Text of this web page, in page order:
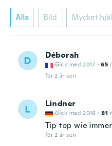
Alla Bild Mycket
D Déborah
Gick med 2017 · 65
för 2 år sen
L Lindner
Gick med 2016 · 81
Tip top wie immer
för 2 år sen